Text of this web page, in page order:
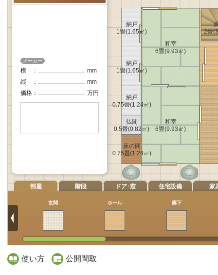
部屋 階段 ドア･窓 住宅設備 家
玄関 ホール 廊下
メーカー
横 ：
mm
縦
：
mm
価格 ： 万円
使い方 公開間取